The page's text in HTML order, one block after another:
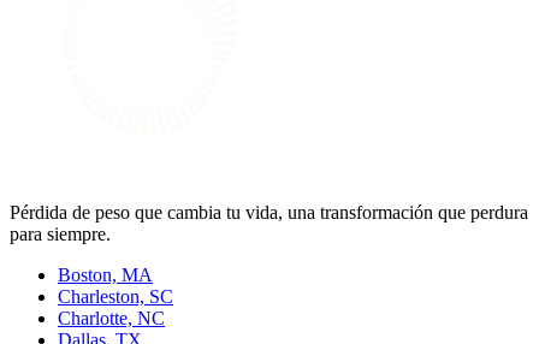
Pérdida de peso que cambia tu vida, una transformación que perdura
para siempre.
Boston, MA
Charleston, SC
Charlotte, NC
Dallas, TX